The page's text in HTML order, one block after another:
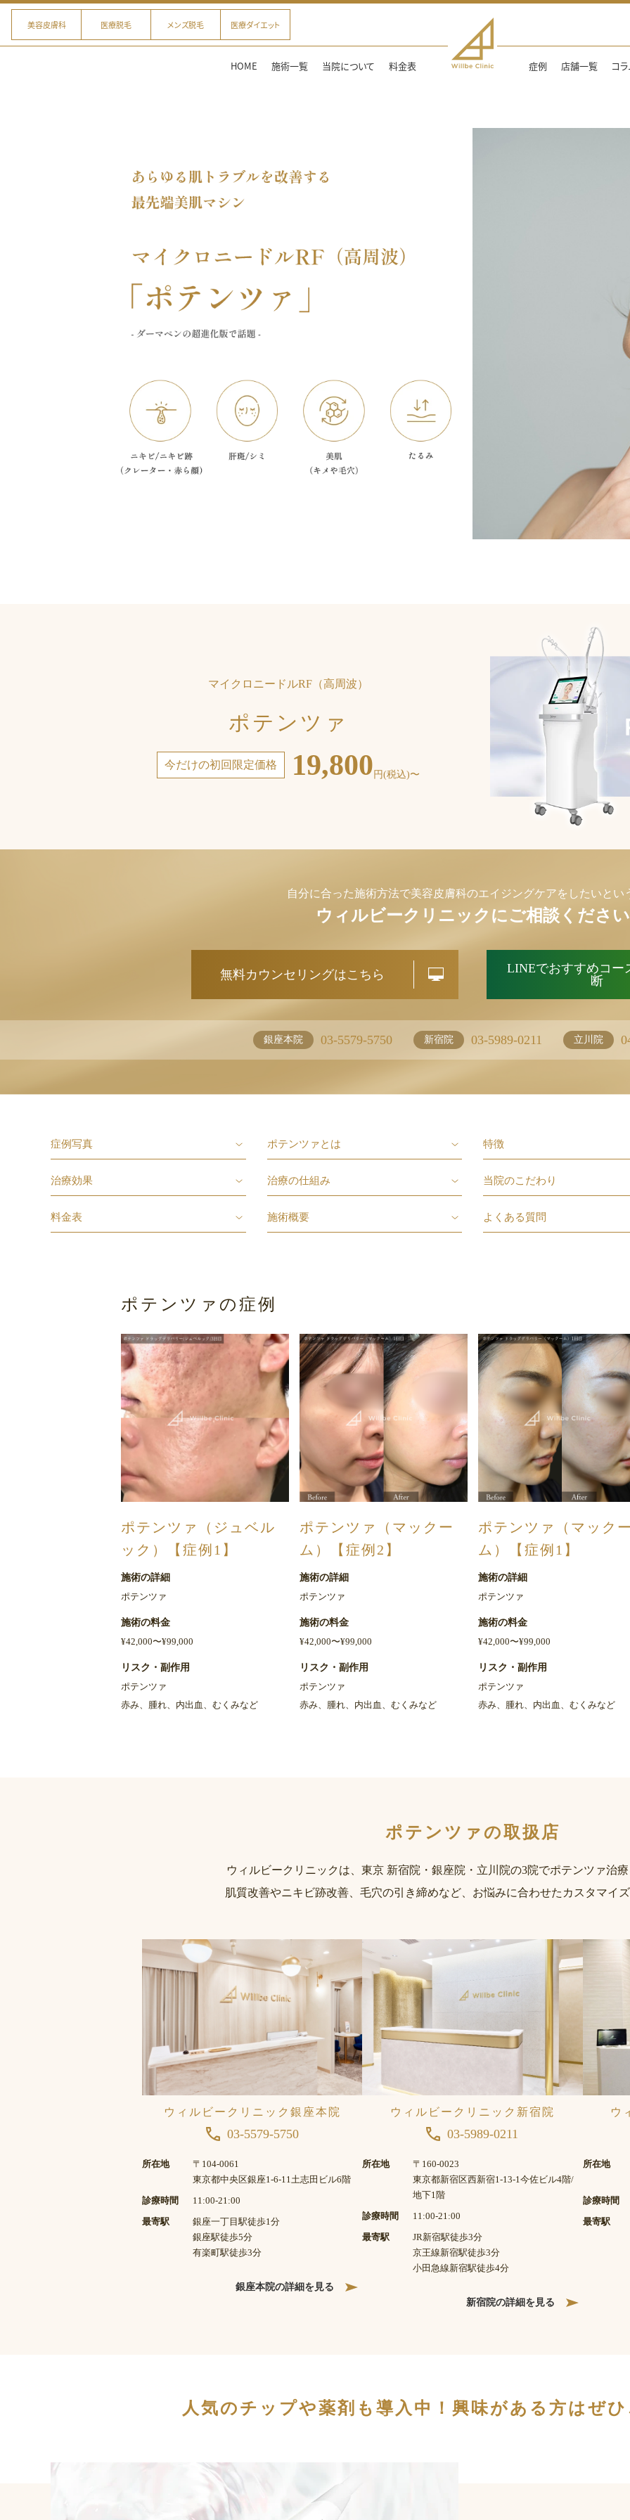
美容皮膚科 医療脱毛 メンズ脱毛 医療ダイエット
HOME 施術一覧 当院について 料金表 症例 店舗一覧 コ
ポ
マイクロニードルRF（高周波）
ポテンツァ
今だけの初回限定価格 19,800 円(税込)〜
自分に合った施術方法で美容皮膚科のエイジングケアをしたいとい
ウィルビークリニックにご相談ください
無料カウンセリングはこちら
LINEでおすすめコー
断
銀座本院 03-5579-5750 新宿院 03-5989-0211 立川院
症例写真 ポテンツァとは 特徴
治療効果 治療の仕組み 当院のこだわり
料金表 施術概要 よくある質問
ポテンツァの症例
ポテンツァ（ジュベル
ック）【症例1】
施術の詳細
ポテンツァ
施術の料金
¥42,000〜¥99,000
リスク・副作用
ポテンツァ
赤み、腫れ、内出血、むくみなど
ポテンツァ（マックー
ム）【症例2】
施術の詳細
ポテンツァ
施術の料金
¥42,000〜¥99,000
リスク・副作用
ポテンツァ
赤み、腫れ、内出血、むくみなど
ポテンツァ（マック
ム）【症例1】
施術の詳細
ポテンツァ
施術の料金
¥42,000〜¥99,000
リスク・副作用
ポテンツァ
赤み、腫れ、内出血、むくみなど
ポテンツァの取扱店
ウィルビークリニックは、東京 新宿院・銀座院・立川院の3院でポテンツァ治
肌質改善やニキビ跡改善、毛穴の引き締めなど、お悩みに合わせたカスタマイ
ウィルビークリニック銀座本院
03-5579-5750
所在地
〒104-0061
東京都中央区銀座1-6-11土志田ビル6階
診療時間
11:00-21:00
最寄駅
銀座一丁目駅徒歩1分
銀座駅徒歩5分
有楽町駅徒歩3分
銀座本院の詳細を見る
ウィルビークリニック新宿院
03-5989-0211
所在地
〒160-0023
東京都新宿区西新宿1-13-1今佐ビル4階/
地下1階
診療時間
11:00-21:00
最寄駅
JR新宿駅徒歩3分
京王線新宿駅徒歩3分
小田急線新宿駅徒歩4分
新宿院の詳細を見る
ウ
所在地
診療時間
最寄駅
人気のチップや薬剤も導入中！ 興味がある方はぜ